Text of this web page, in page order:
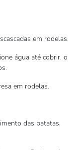
em rodelas.
água até cobrir, o
em rodelas.
das batatas,